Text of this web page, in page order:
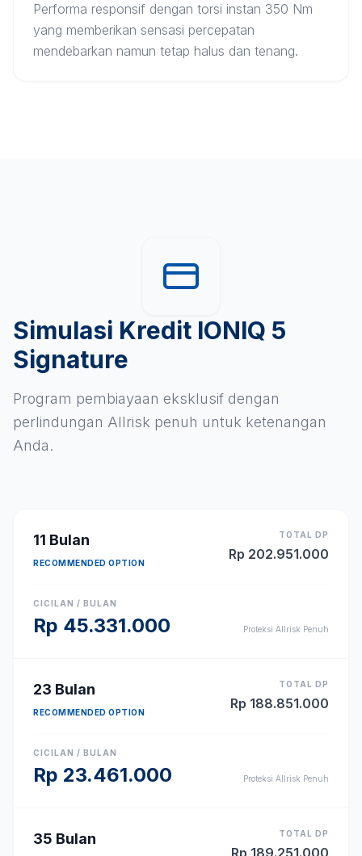
Performa responsif dengan torsi instan 350 Nm
yang memberikan sensasi percepatan
mendebarkan namun tetap halus dan tenang.
Simulasi Kredit IONIQ 5
Signature
Program pembiayaan eksklusif dengan
perlindungan Allrisk penuh untuk ketenangan
Anda.
11 Bulan
RECOMMENDED OPTION
TOTAL DP
Rp 202.951.000
CICILAN / BULAN
Rp 45.331.000 Proteksi Allrisk Penuh
23 Bulan
RECOMMENDED OPTION
TOTAL DP
Rp 188.851.000
CICILAN / BULAN
Rp 23.461.000 Proteksi Allrisk Penuh
35 Bulan TOTAL DP